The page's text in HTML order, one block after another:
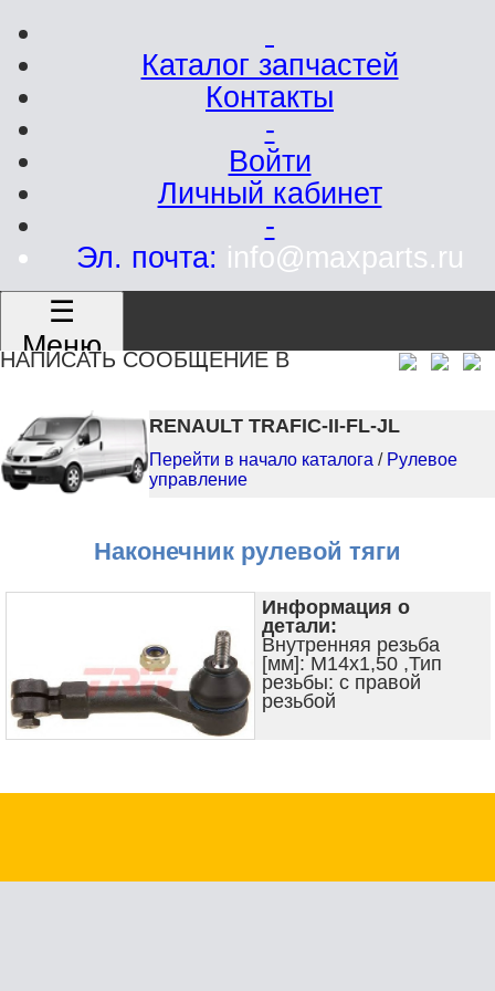
Каталог запчастей
Контакты
-
Войти
Личный кабинет
-
Эл. почта: info@maxparts.ru
☰
Меню
НАПИСАТЬ СООБЩЕНИЕ В
RENAULT TRAFIC-II-FL-JL
Перейти в начало каталога / Рулевое
управление
Наконечник рулевой тяги
Информация о
детали:
Внутренняя резьба
[мм]: M14x1,50 ,Тип
резьбы: с правой
резьбой